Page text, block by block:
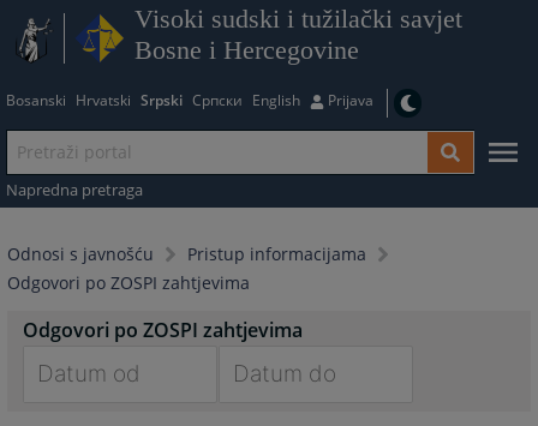
Visoki sudski i tužilački savjet
Bosne i Hercegovine
Bosanski Hrvatski Srpski Српски English Prijava
Napredna pretraga
Odnosi s javnošću
Pristup informacijama
Odgovori po ZOSPI zahtjevima
Odgovori po ZOSPI zahtjevima